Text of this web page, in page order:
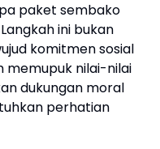
paket sembako
ini bukan
komitmen sosial
memupuk nilai-nilai
dukungan moral
perhatian